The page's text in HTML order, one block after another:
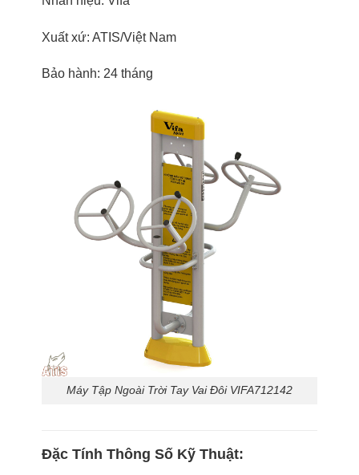
Xuất xứ: ATIS/Việt Nam
Bảo hành: 24 tháng
Máy Tập Ngoài Trời Tay Vai Đôi VIFA712142
Đặc Tính Thông Số Kỹ Thuật: